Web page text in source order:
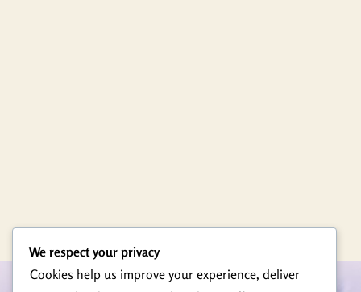
We respect your privacy
Cookies help us improve your experience, deliver